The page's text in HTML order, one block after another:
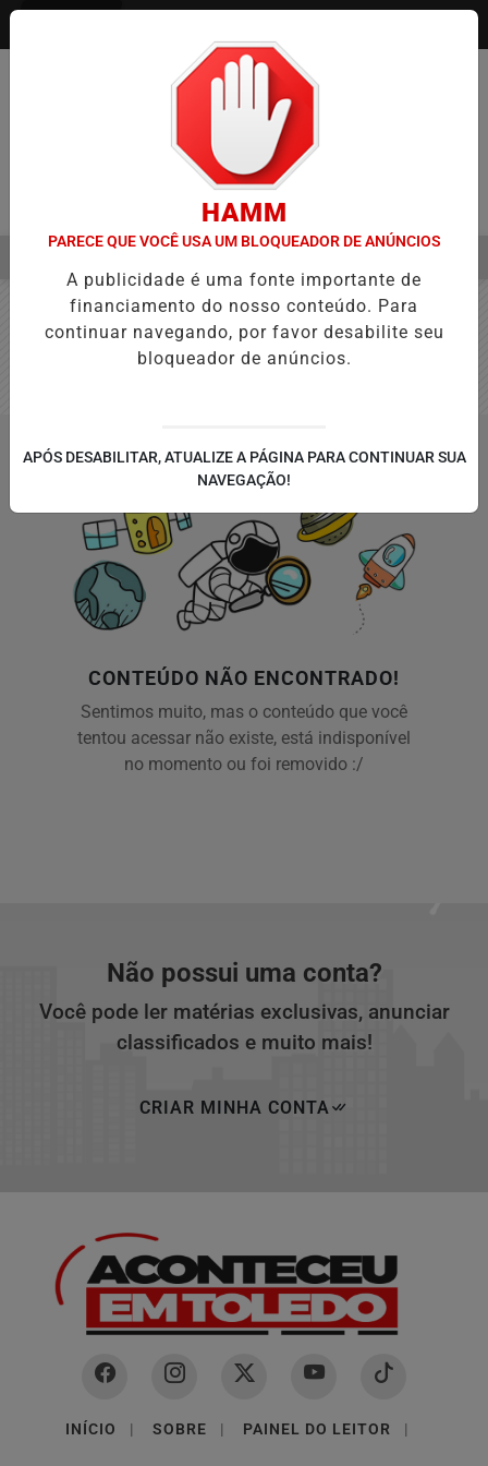
EM ALTA
CONTEÚDO NÃO ENCONTRADO!
Sentimos muito, mas o conteúdo que você
tentou acessar não existe, está indisponível
no momento ou foi removido :/
Não possui uma conta?
Você pode ler matérias exclusivas, anunciar
classificados e muito mais!
CRIAR MINHA CONTA
INÍCIO | SOBRE | PAINEL DO LEITOR |
HAMM
PARECE QUE VOCÊ USA UM BLOQUEADOR DE ANÚNCIOS
A publicidade é uma fonte importante de
financiamento do nosso conteúdo. Para
continuar navegando, por favor desabilite seu
bloqueador de anúncios.
APÓS DESABILITAR, ATUALIZE A PÁGINA PARA CONTINUAR SUA
NAVEGAÇÃO!